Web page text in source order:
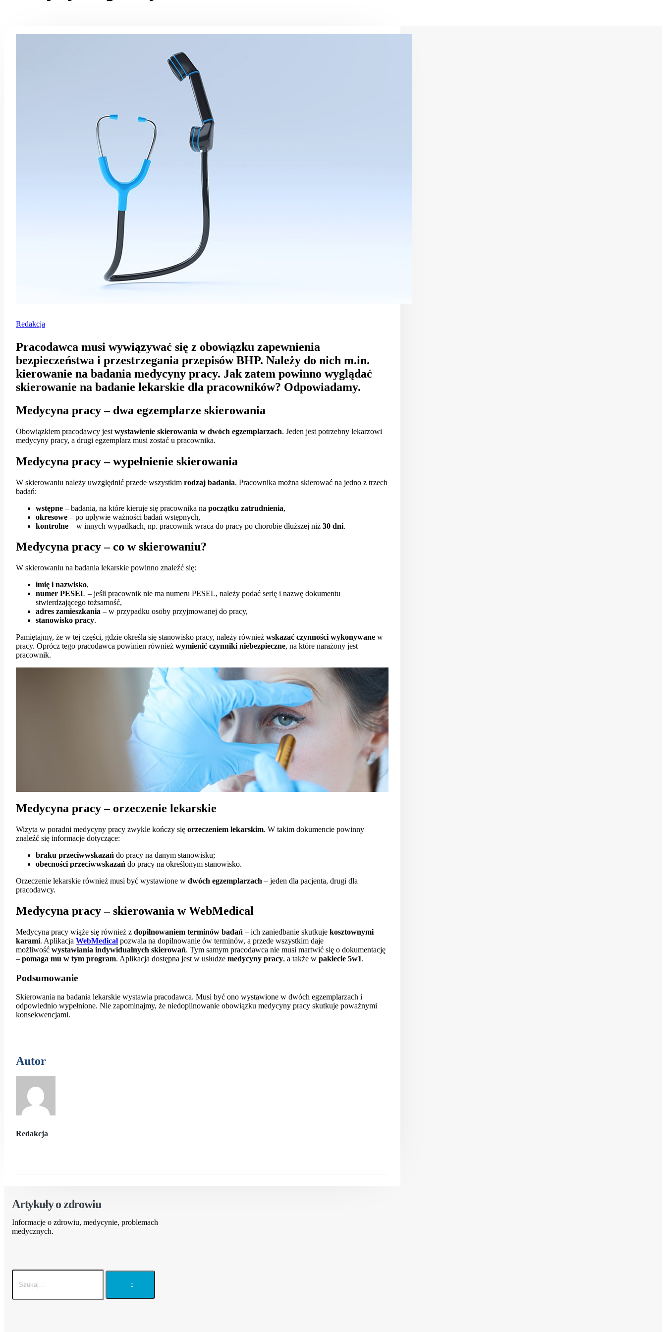
Redakcja
Pracodawca musi wywiązywać się z obowiązku zapewnienia
bezpieczeństwa i przestrzegania przepisów BHP. Należy do nich m.in.
kierowanie na badania medycyny pracy. Jak zatem powinno wyglądać
skierowanie na badanie lekarskie dla pracowników? Odpowiadamy.
Medycyna pracy – dwa egzemplarze skierowania
Obowiązkiem pracodawcy jest wystawienie skierowania w dwóch egzemplarzach. Jeden jest potrzebny lekarzowi
medycyny pracy, a drugi egzemplarz musi zostać u pracownika.
Medycyna pracy – wypełnienie skierowania
W skierowaniu należy uwzględnić przede wszystkim rodzaj badania. Pracownika można skierować na jedno z trzech
badań:
wstępne – badania, na które kieruje się pracownika na początku zatrudnienia,
okresowe – po upływie ważności badań wstępnych,
kontrolne – w innych wypadkach, np. pracownik wraca do pracy po chorobie dłuższej niż 30 dni.
Medycyna pracy – co w skierowaniu?
W skierowaniu na badania lekarskie powinno znaleźć się:
imię i nazwisko,
numer PESEL – jeśli pracownik nie ma numeru PESEL, należy podać serię i nazwę dokumentu
stwierdzającego tożsamość,
adres zamieszkania – w przypadku osoby przyjmowanej do pracy,
stanowisko pracy.
Pamiętajmy, że w tej części, gdzie określa się stanowisko pracy, należy również wskazać czynności wykonywane w
pracy. Oprócz tego pracodawca powinien również wymienić czynniki niebezpieczne, na które narażony jest
pracownik.
Medycyna pracy – orzeczenie lekarskie
Wizyta w poradni medycyny pracy zwykle kończy się orzeczeniem lekarskim. W takim dokumencie powinny
znaleźć się informacje dotyczące:
braku przeciwwskazań do pracy na danym stanowisku;
obecności przeciwwskazań do pracy na określonym stanowisko.
Orzeczenie lekarskie również musi być wystawione w dwóch egzemplarzach – jeden dla pacjenta, drugi dla
pracodawcy.
Medycyna pracy – skierowania w WebMedical
Medycyna pracy wiąże się również z dopilnowaniem terminów badań – ich zaniedbanie skutkuje kosztownymi
karami. Aplikacja WebMedical pozwala na dopilnowanie ów terminów, a przede wszystkim daje
możliwość wystawiania indywidualnych skierowań. Tym samym pracodawca nie musi martwić się o dokumentację
– pomaga mu w tym program. Aplikacja dostępna jest w usłudze medycyny pracy, a także w pakiecie 5w1.
Podsumowanie
Skierowania na badania lekarskie wystawia pracodawca. Musi być ono wystawione w dwóch egzemplarzach i
odpowiednio wypełnione. Nie zapominajmy, że niedopilnowanie obowiązku medycyny pracy skutkuje poważnymi
konsekwencjami.
Autor
Redakcja
Artykuły o zdrowiu
Informacje o zdrowiu, medycynie, problemach
medycznych.